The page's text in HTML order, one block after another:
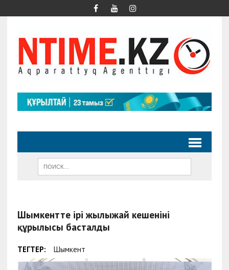
Шымкентте ірі жылыжай кешенінің
құрылысы басталды
ТЕГТЕР: Шымкент